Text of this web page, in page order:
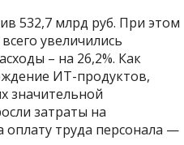
532,7 млрд руб. При этом
увеличились
– на 26,2%. Как
ИТ-продуктов,
значительной
затраты на
оплату труда персонала —